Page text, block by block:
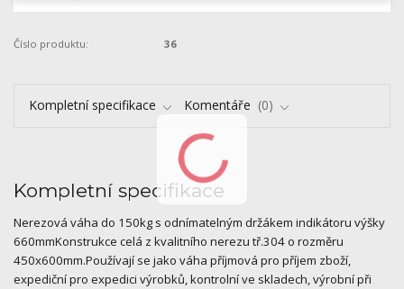
Číslo produktu: 36
Kompletní specifikace Komentáře 0
Kompletní specifikace
Nerezová váha do 150kg s odnímatelným držákem indikátoru výšky
660mmKonstrukce celá z kvalitního nerezu tř.304 o rozměru
450x600mm.Používají se jako váha příjmová pro příjem zboží,
expediční pro expedici výrobků, kontrolní ve skladech, výrobní při